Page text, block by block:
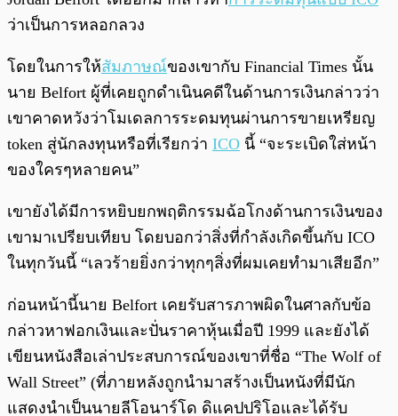
ว่าเป็นการหลอกลวง
โดยในการให้สัมภาษณ์ของเขากับ Financial Times นั้น
นาย Belfort ผู้ที่เคยถูกดำเนินคดีในด้านการเงินกล่าวว่า
เขาคาดหวังว่าโมเดลการระดมทุนผ่านการขายเหรียญ
token สู่นักลงทุนหรือที่เรียกว่า ICO นี้ “จะระเบิดใส่หน้า
ของใครๆหลายคน”
เขายังได้มีการหยิบยกพฤติกรรมฉ้อโกงด้านการเงินของ
เขามาเปรียบเทียบ โดยบอกว่าสิ่งที่กำลังเกิดขึ้นกับ ICO
ในทุกวันนี้ “เลวร้ายยิ่งกว่าทุกๆสิ่งที่ผมเคยทำมาเสียอีก”
ก่อนหน้านี้นาย Belfort เคยรับสารภาพผิดในศาลกับข้อ
กล่าวหาฟอกเงินและปั่นราคาหุ้นเมื่อปี 1999 และยังได้
เขียนหนังสือเล่าประสบการณ์ของเขาที่ชื่อ “The Wolf of
Wall Street” (ที่ภายหลังถูกนำมาสร้างเป็นหนังที่มีนัก
แสดงนำเป็นนายลีโอนาร์โด ดิแคปปริโอและได้รับ